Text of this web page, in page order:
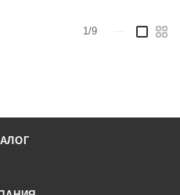
1/9